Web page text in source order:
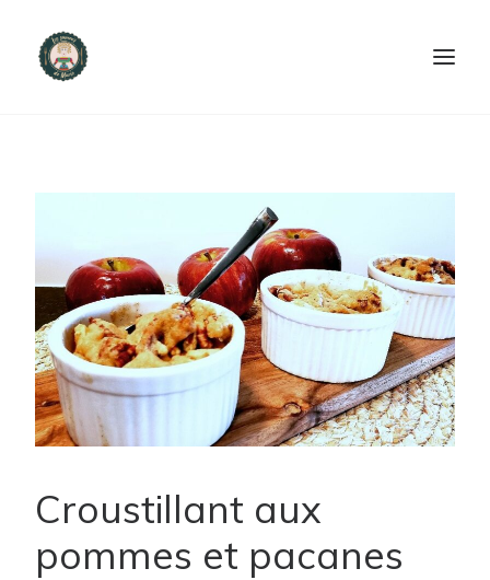
PRODUITS ET SERVICES
NOUS CONTACTER
RECETTES
FAQ
SEARCH
Croustillant aux
pommes et pacanes